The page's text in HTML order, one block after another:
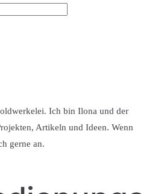
Ich bin Ilona und der
Artikeln und Ideen. Wenn
gerne an.